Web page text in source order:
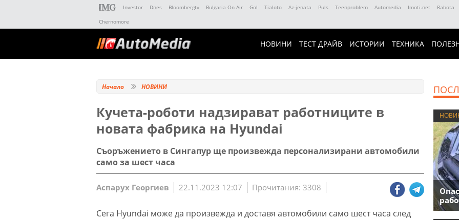
Investor Dnes Bloombergtv Bulgaria On Air Gol Tialoto Az-jenata Puls Teenproblem Automedia Imoti.net Rabota
Chernomore
НОВИНИ ТЕСТ ДРАЙВ ИСТОРИИ ТЕХНИКА
Начало НОВИНИ
Кучета-роботи надзирават работниците в
новата фабрика на Hyundai
Съоръжението в Сингапур ще произвежда персонализирани автомобили
само за шест часа
Аспарух Георгиев 22.11.2023 12:07 Прочитания: 3308
Сега Hyundai може да произвежда и доставя автомобили само шест часа след